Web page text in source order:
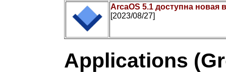
ArcaOS 5.1 доступна новая
[2023/08/27]
Applications